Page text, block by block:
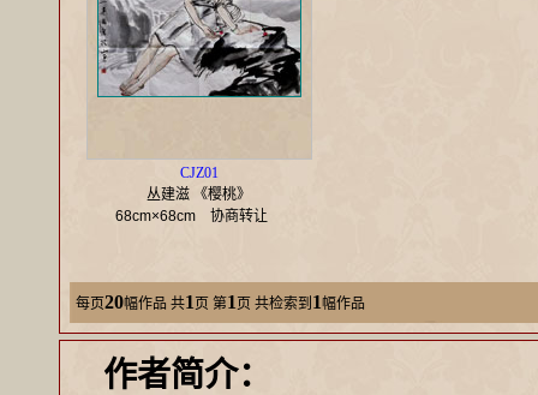
CJZ01
丛建滋 《樱桃》
68cm×68cm 协商转让
每页20幅作品 共1 页 第1 页 共检索到 1幅作品
作者简介：